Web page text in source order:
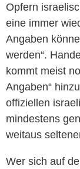
Opfern
eine immer
Angaben
werden“.
kommt meist
Angaben“
offiziellen
mindestens
weitaus
Wer sich auf